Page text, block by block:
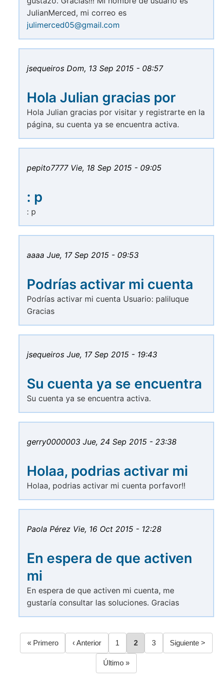
JulianMerced, mi correo es
julimerced05@gmail.com
jsequeiros Dom, 13 Sep 2015 - 08:57
Hola Julian gracias por
Hola Julian gracias por visitar y registrarte en la
página, su cuenta ya se encuentra activa.
pepito7777 Vie, 18 Sep 2015 - 09:05
: p
: p
aaaa Jue, 17 Sep 2015 - 09:53
Podrías activar mi cuenta
Podrías activar mi cuenta Usuario: paliluque
Gracias
jsequeiros Jue, 17 Sep 2015 - 19:43
Su cuenta ya se encuentra
Su cuenta ya se encuentra activa.
gerry0000003 Jue, 24 Sep 2015 - 23:38
Holaa, podrias activar mi
Holaa, podrias activar mi cuenta porfavor!!
Paola Pérez Vie, 16 Oct 2015 - 12:28
En espera de que activen
mi
En espera de que activen mi cuenta, me
gustaría consultar las soluciones. Gracias
Paginación
Primera
página
« Primero
Página
anterior
‹ Anterior Página
1 Página
2 Página
3
Siguiente
página
Siguiente >
Última
página
Último »